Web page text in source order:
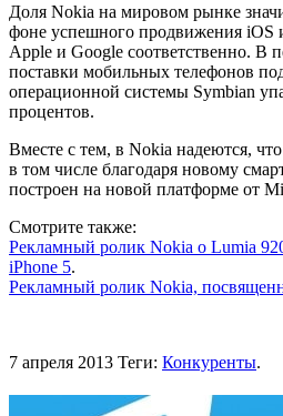
Доля Nokia на мировом рынке
фоне успешного продвижения iOS
Apple и Google соответственно. В
поставки мобильных телефонов
операционной системы Symbian
процентов.
Вместе с тем, в Nokia надеются,
в том числе благодаря новому
построен на новой платформе от
Смотрите также:
Рекламный ролик Nokia о Lumia
iPhone 5.
Рекламный ролик Nokia,
7 апреля 2013 Теги: Конкуренты.